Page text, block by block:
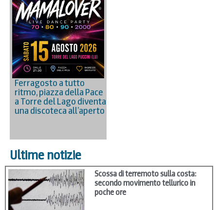
Ferragosto a tutto
ritmo, piazza della Pace
a Torre del Lago diventa
una discoteca all’aperto
Ultime notizie
Scossa di terremoto sulla costa:
secondo movimento tellurico in
poche ore